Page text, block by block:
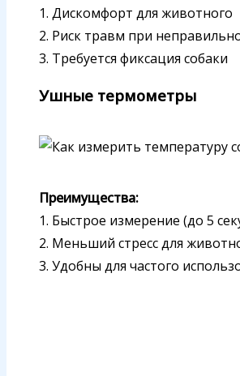
1. Дискомфорт для животного
2. Риск травм при
3. Требуется фиксация собаки
Ушные термометры
Преимущества:
1. Быстрое измерение (до 5
2. Меньший стресс для
3. Удобны для частого